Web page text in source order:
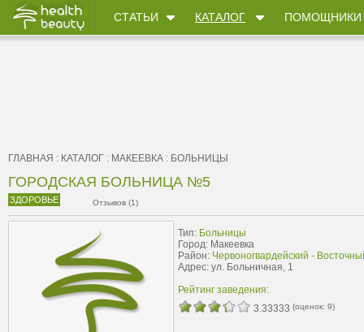
СТАТЬИ КАТАЛОГ ПОМОЩНИКИ
ГЛАВНАЯ : КАТАЛОГ : МАКЕЕВКА : БОЛЬНИЦЫ
ГОРОДСКАЯ БОЛЬНИЦА №5
ЗДОРОВЬЕ Отзывов (1)
Тип: Больницы
Город: Макеевка
Район: Червоногвардейский -
Адрес: ул. Больничная, 1
Рейтинг заведения:
3.33333 (оценок: 9)